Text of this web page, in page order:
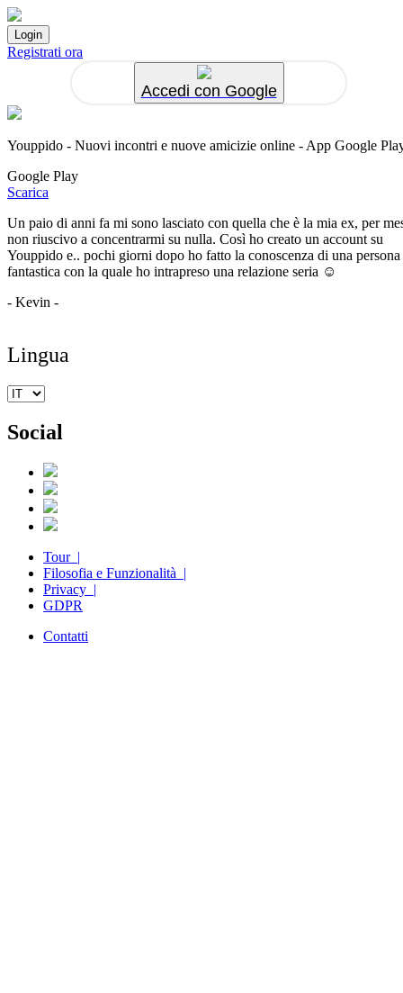
Registrati ora
Accedi con Google
Youppido - Nuovi incontri e nuove amicizie online - App Google
Google Play
Scarica
Un paio di anni fa mi sono lasciato con quella che è la mia ex, per
non riuscivo a concentrarmi su nulla. Così ho creato un account su
Youppido e.. pochi giorni dopo ho fatto la conoscenza di una persona
fantastica con la quale ho intrapreso una relazione seria ☺️
- Kevin -
Lingua
Social
Tour |
Filosofia e Funzionalità |
Privacy |
GDPR
Contatti